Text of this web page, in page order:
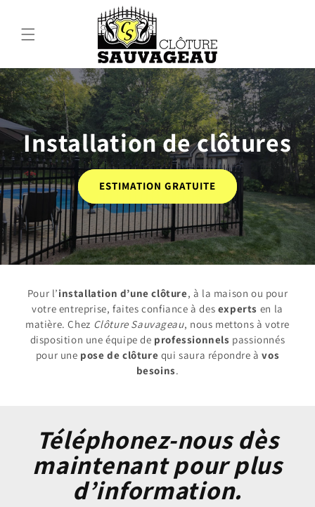
contenu
Installation de clôtures
ESTIMATION GRATUITE
Pour l’installation d’une clôture, à la maison ou pour
votre entreprise, faites confiance à des experts en la
matière. Chez Clôture Sauvageau, nous mettons à votre
disposition une équipe de professionnels passionnés
pour une pose de clôture qui saura répondre àvos
besoins.
Téléphonez-nous dès
maintenant pour plus
d’information.